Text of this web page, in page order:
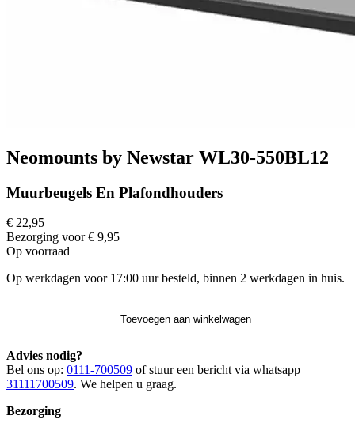
Neomounts by Newstar WL30-550BL12
Muurbeugels En Plafondhouders
€ 22,95
Bezorging voor € 9,95
Op voorraad
Op werkdagen voor 17:00 uur besteld, binnen 2 werkdagen in huis.
Toevoegen aan winkelwagen
Advies nodig?
Bel ons op: 0111-700509 of stuur een bericht via whatsapp
31111700509. We helpen u graag.
Bezorging